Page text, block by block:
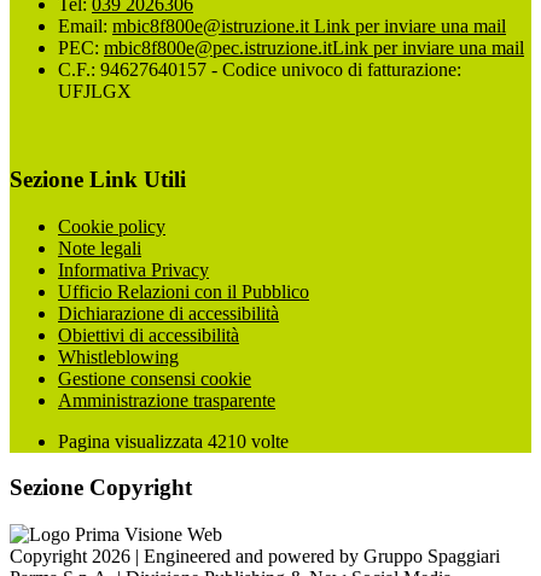
Tel: 039 2026306
Email: mbic8f800e@istruzione.it Link per inviare una mail
PEC: mbic8f800e@pec.istruzione.itLink per inviare una mail
C.F.: 94627640157 - Codice univoco di fatturazione:
UFJLGX
Sezione Link Utili
Cookie policy
Note legali
Informativa Privacy
Ufficio Relazioni con il Pubblico
Dichiarazione di accessibilità
Obiettivi di accessibilità
Whistleblowing
Gestione consensi cookie
Amministrazione trasparente
Pagina visualizzata 4210 volte
Sezione Copyright
Copyright 2026 | Engineered and powered by Gruppo Spaggiari